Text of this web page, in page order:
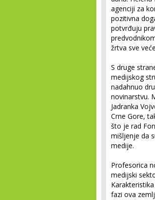
agenciji za
pozitivna
potvrđuju
žrtva sve
S druge
medijskog
nadahnuo
novinarstvu.
Jadranka
Crne Gore,
što je rad
mišljenje da
medije.
Profesorica
medijski
fazi ova